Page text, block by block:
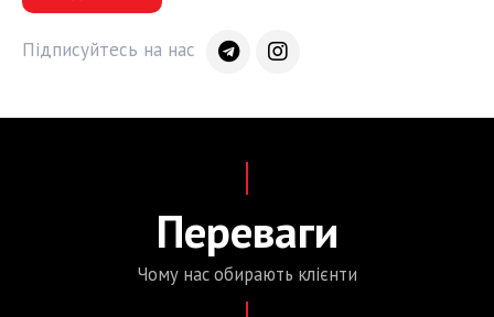
Підписуйтесь на нас
Переваги
Чому насобирають клієнти